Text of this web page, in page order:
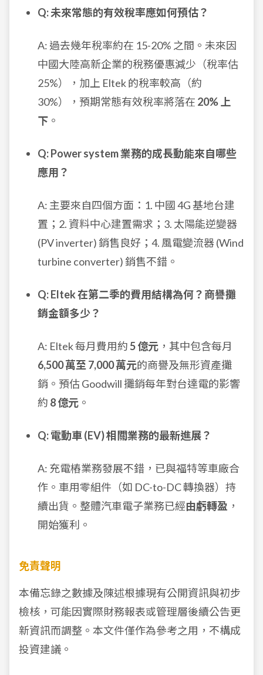
Q: 未來常態的有效稅率應如何預估？
A: 過去幾年稅率約在 15-20% 之間。未來因
中國大陸高新企業的稅務優惠減少（稅率估
25%），加上 Eltek 的稅率較高（約
30%），預期常態有效稅率將落在 20% 上
下 。
Q: Power system 業務的成長動能來自哪些
應用？
A: 主要來自四個方面：1. 中國 4G 基地台建
置；2. 資料中心建置需求；3. 太陽能逆變器
(PV inverter) 銷售良好；4. 風電變流器 (Wind
turbine converter) 銷售不錯。
Q: Eltek 在第二季的費用結構為何？商譽攤
銷金額多少？
A: Eltek 每月費用約5 億元 ，其中包含每月
6,500 萬至 7,000 萬元的商譽及無形資產攤
銷。預估 Goodwill 攤銷每年對台達電的影響
約 8 億元 。
Q: 電動車 (EV) 相關業務的最新進展？
A: 充電樁業務發展不錯，已與福特等車廠合
作。車用零組件（如 DC-to-DC 轉換器）持
續出貨。整體汽車電子業務已經由虧轉盈 ，
開始獲利。
免責聲明
本備忘錄之數據及陳述根據現有公開資訊與初步
檢核，可能因實際財務報表或管理層後續公告更
新資訊而調整。本文件僅作為參考之用，不構成
投資建議。